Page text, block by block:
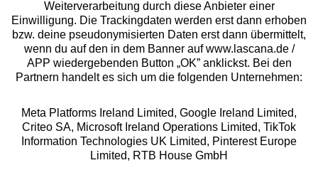
Rechtliches
Alle Preise inkl. MwSt., zzgl.
Versandkosten
** Bonität vorausgesetzt, berechtigt zur Bonitätsprüfung
Weiterverarbeitung durch diese Anbieter einer
Einwilligung. Die Trackingdaten werden erst dann erhoben
bzw. deine pseudonymisierten Daten erst dann übermittelt,
wenn du auf den in dem Banner auf www.lascana.de /
APP wiedergebenden Button „OK” anklickst. Bei den
Partnern handelt es sich um die folgenden Unternehmen:
Meta Platforms Ireland Limited, Google Ireland Limited,
Criteo SA, Microsoft Ireland Operations Limited, TikTok
Information Technologies UK Limited, Pinterest Europe
Limited, RTB House GmbH